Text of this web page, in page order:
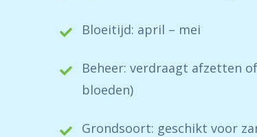
Bloeitijd: april – mei
Beheer: verdraagt afzetten
bloeden)
Grondsoort: geschikt voor